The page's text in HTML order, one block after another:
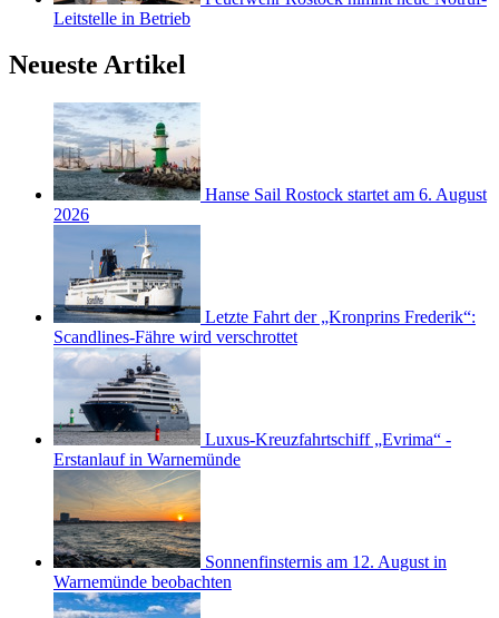
Leitstelle in Betrieb
Neueste Artikel
Hanse Sail Rostock startet am 6. August
2026
Letzte Fahrt der „Kronprins Frederik“:
Scandlines-Fähre wird verschrottet
Luxus-Kreuzfahrtschiff „Evrima“ -
Erstanlauf in Warnemünde
Sonnenfinsternis am 12. August in
Warnemünde beobachten